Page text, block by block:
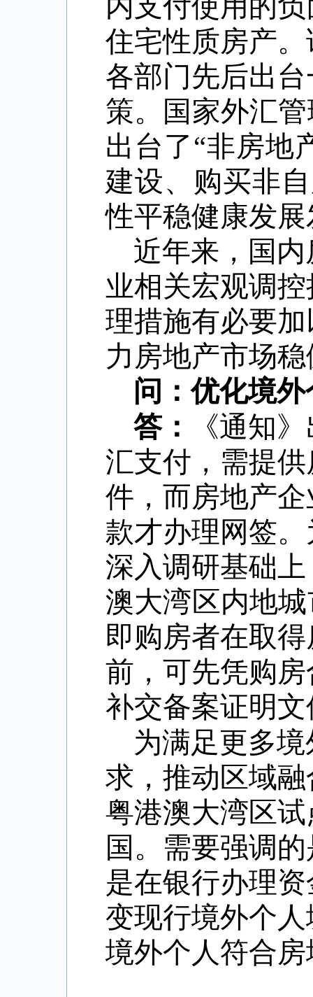
住宅性质房产
各部门先后出
策。国家外汇
出台了“非房地
建设、购买非
性平稳健康发
近年来，国
业相关宏观调
理措施有必要
力房地产市场
问：优化境
答：
《通知
汇支付，需提
件，而房地产
款才办理网签
深入调研基础
澳大湾区内地
即购房者在取
前，可先凭购
补交备案证明
为满足更多
求，推动区域
粤港澳大湾区
国。需要强调
是在银行办理
变现行境外个
境外个人符合